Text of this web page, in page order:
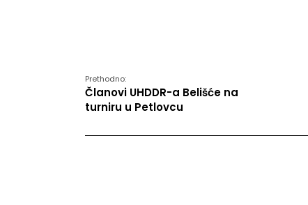
Prethodno:
Članovi UHDDR-a Belišće na
turniru u Petlovcu